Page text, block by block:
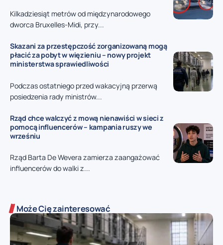
Kilkadziesiąt metrów od międzynarodowego
dworca Bruxelles-Midi, przy...
Skazani za przestępczość zorganizowaną mogą
płacić za pobyt w więzieniu – nowy projekt
ministerstwa sprawiedliwości
Podczas ostatniego przed wakacyjną przerwą
posiedzenia rady ministrów...
Rząd chce walczyć z mową nienawiści w sieci z
pomocą influencerów – kampania ruszy we
wrześniu
Rząd Barta De Wevera zamierza zaangażować
influencerów do walki z...
Może Cię zainteresować